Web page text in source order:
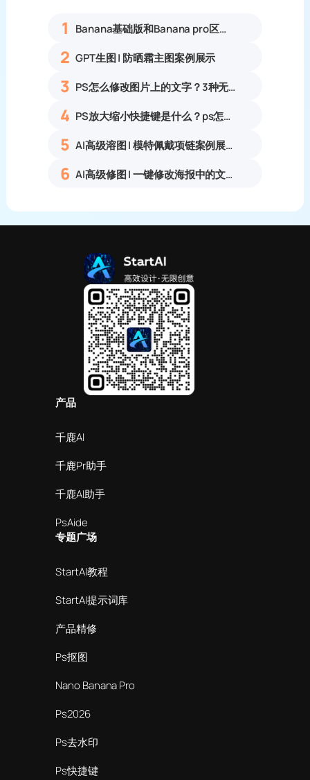
1 Banana基础版和Banana pro区别对比丨具体案例应用+使用教程
2 GPT生图 | 防晒霜主图案例展示
3 PS怎么修改图片上的文字？3种无痕改字方法，新手也能搞定
4 PS放大缩小快捷键是什么？ps怎么把图片拉大拉小？
5 AI高级溶图 | 模特佩戴项链案例展示
6 AI高级修图 | 一键修改海报中的文字
产品
千鹿AI
千鹿Pr助手
千鹿AI助手
PsAide
专题广场
StartAI教程
StartAI提示词库
产品精修
Ps抠图
Nano Banana Pro
Ps2026
Ps去水印
Ps快捷键